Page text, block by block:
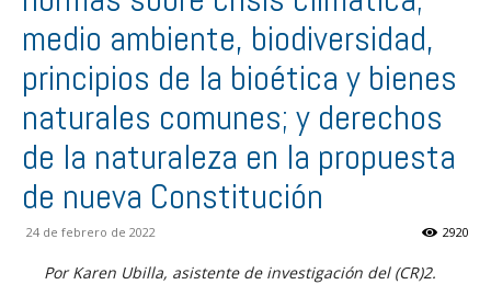
medio ambiente, biodiversidad,
principios de la bioética y bienes
naturales comunes; y derechos
de la naturaleza en la propuesta
de nueva Constitución
24 de febrero de 2022 2920
Por Karen Ubilla, asistente de investigación del (CR)2.